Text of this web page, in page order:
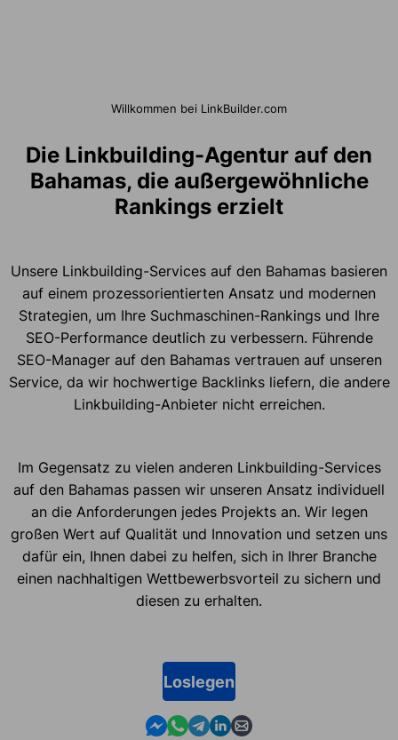
Willkommen bei LinkBuilder.com
Die Linkbuilding-Agentur auf den
Bahamas, die außergewöhnliche
Rankings erzielt
Unsere Linkbuilding-Services auf den Bahamas basieren
auf einem prozessorientierten Ansatz und modernen
Strategien, um Ihre Suchmaschinen-Rankings und Ihre
SEO-Performance deutlich zu verbessern. Führende
SEO-Manager auf den Bahamas vertrauen auf unseren
Service, da wir hochwertige Backlinks liefern, die andere
Linkbuilding-Anbieter nicht erreichen.
Im Gegensatz zu vielen anderen Linkbuilding-Services
auf den Bahamas passen wir unseren Ansatz individuell
an die Anforderungen jedes Projekts an. Wir legen
großen Wert auf Qualität und Innovation und setzen uns
dafür ein, Ihnen dabei zu helfen, sich in Ihrer Branche
einen nachhaltigen Wettbewerbsvorteil zu sichern und
diesen zu erhalten.
Loslegen
Contact us in Messenger
Contact us in WhatsApp
Contact us in Telegram
Contact us in Linkedin
Contact us by email